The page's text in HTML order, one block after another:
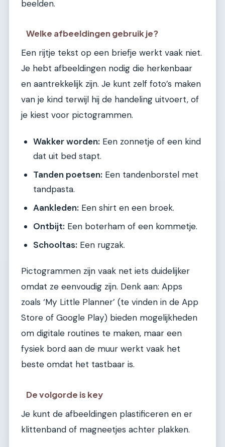
beelden.
Welke afbeeldingen gebruik je?
Een rijtje tekst op een briefje werkt vaak niet.
Je hebt afbeeldingen nodig die herkenbaar
en aantrekkelijk zijn. Je kunt zelf foto’s maken
van je kind terwijl hij de handeling uitvoert, of
je kiest voor pictogrammen.
Wakker worden: Een zonnetje of een kind
dat uit bed stapt.
Tanden poetsen: Een tandenborstel met
tandpasta.
Aankleden: Een shirt en een broek.
Ontbijt: Een boterham of een kommetje.
Schooltas: Een rugzak.
Pictogrammen zijn vaak net iets duidelijker
omdat ze eenvoudig zijn. Denk aan: Apps
zoals ‘My Little Planner’ (te vinden in de App
Store of Google Play) bieden mogelijkheden
om digitale routines te maken, maar een
fysiek bord aan de muur werkt vaak het
beste omdat het tastbaar is.
De volgorde is key
Je kunt de afbeeldingen plastificeren en er
klittenband of magneetjes achter plakken.